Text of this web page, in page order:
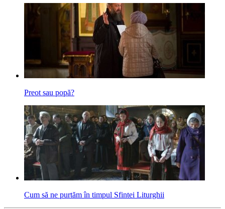
Preot sau popă?
Cum să ne purtăm în timpul Sfintei Liturghii